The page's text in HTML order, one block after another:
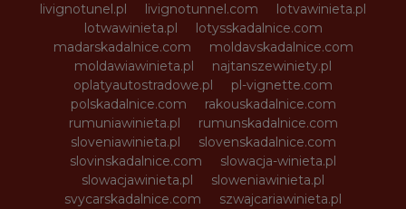
livignotunel.pl
livignotunnel.com
lotvawinieta.pl
lotwawinieta.pl
lotysskadalnice.com
madarskadalnice.com
moldavskadalnice.com
moldawiawinieta.pl
najtanszewiniety.pl
oplatyautostradowe.pl
pl-vignette.com
polskadalnice.com
rakouskadalnice.com
rumuniawinieta.pl
rumunskadalnice.com
sloveniawinieta.pl
slovenskadalnice.com
slovinskadalnice.com
slowacja-winieta.pl
slowacjawinieta.pl
sloweniawinieta.pl
svycarskadalnice.com
szwajcariawinieta.pl